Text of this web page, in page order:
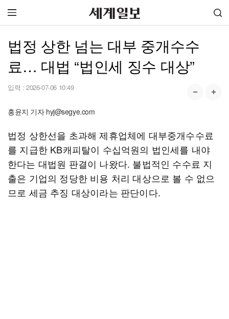
법정 상한 넘는 대부 중개수수
료… 대법 “법인세 징수 대상”
입력 : 2026-07-06 10:49
홍윤지 기자 hyj@segye.com
법정 상한선을 초과해 제휴업체에 대부중개수수료
를 지급한 KB캐피탈이 수십억원의 법인세를 내야
한다는 대법원 판결이 나왔다. 불법적인 수수료 지
출은 기업의 정당한 비용 처리 대상으로 볼 수 없으
므로 세금 추징 대상이라는 판단이다.